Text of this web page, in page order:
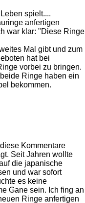
spielt....
anfertigen
war klar: "Diese Ringe
Mal gibt und zum
hat bei
vorbei zu bringen.
Ringe haben ein
bekommen.
Kommentare
Seit Jahren wollte
die japanische
und war sofort
es keine
Gane sein. Ich fing an
Ringe anfertigen